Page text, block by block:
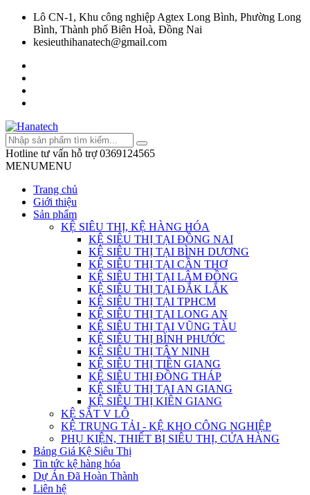
Lô CN-1, Khu công nghiệp Agtex Long Bình, Phường Long
Bình, Thành phố Biên Hoà, Đồng Nai
kesieuthihanatech@gmail.com
Hotline tư vấn hỗ trợ 0369124565
MENUMENU
Trang chủ
Giới thiệu
Sản phẩm
KỆ SIÊU THỊ, KỆ HÀNG HÓA
KỆ SIÊU THỊ TẠI ĐỒNG NAI
KỆ SIÊU THỊ TẠI BÌNH DƯƠNG
KỆ SIÊU THỊ TẠI CẦN THƠ
KỆ SIÊU THỊ TẠI LÂM ĐỒNG
KỆ SIÊU THỊ TẠI ĐẮK LẮK
KỆ SIÊU THỊ TẠI TPHCM
KỆ SIÊU THỊ TẠI LONG AN
KỆ SIÊU THỊ TẠI VŨNG TÀU
KỆ SIÊU THỊ BÌNH PHƯỚC
KỆ SIÊU THỊ TÂY NINH
KỆ SIÊU THỊ TIỀN GIANG
KỆ SIÊU THỊ ĐỒNG THÁP
KỆ SIÊU THỊ TẠI AN GIANG
KỆ SIÊU THỊ KIÊN GIANG
KỆ SẮT V LỖ
KỆ TRUNG TẢI - KỆ KHO CÔNG NGHIỆP
PHỤ KIỆN, THIẾT BỊ SIÊU THỊ, CỬA HÀNG
Bảng Giá Kệ Siêu Thị
Tin tức kệ hàng hóa
Dự Án Đã Hoàn Thành
Liên hệ